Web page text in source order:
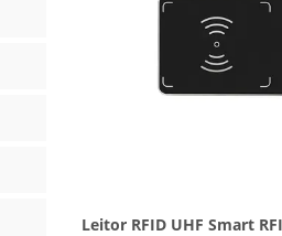
Leitor RFID UHF Smart